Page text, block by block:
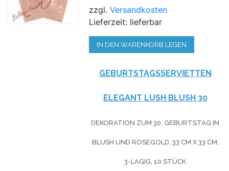
zzgl.Versandkosten
Lieferzeit: lieferbar
IN DEN WARENKORB LEGEN
GEBURTSTAGSSERVIETTEN
ELEGANT LUSH BLUSH 30
DEKORATION ZUM 30. GEBURTSTAG IN
BLUSH UND ROSEGOLD, 33 CM X 33 CM,
3-LAGIG, 10 STÜCK